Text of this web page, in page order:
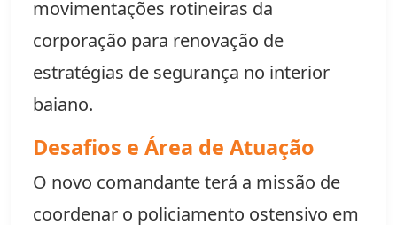
movimentações rotineiras da
corporação para renovação de
estratégias de segurança no interior
baiano.
Desafios e Área de Atuação
O novo comandante terá a missão de
coordenar o policiamento ostensivo em